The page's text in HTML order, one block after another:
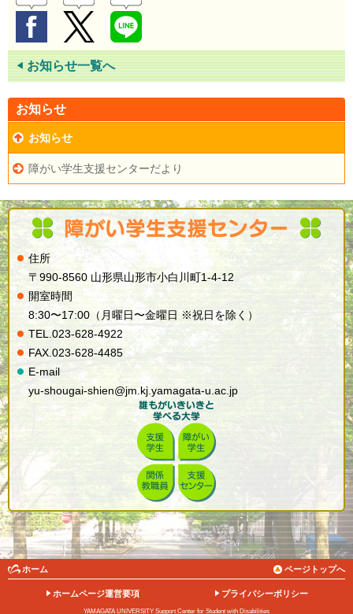
◀ お知らせ一覧へ
お知らせ
お知らせ
障がい学生支援センターだより
住所
〒990-8560 山形県山形市小白川町1-4-12
開室時間
8:30〜17:00（月曜日〜金曜日 ※祝日を除く）
TEL.023-628-4922
FAX.023-628-4485
E-mail
yu-shougai-shien@jm.kj.yamagata-u.ac.jp
ホーム ページトップへ
ホームページ運営要項 プライバシーポリシー
YAMAGATA UNIVERSITY Support Center for Student with Disabilities